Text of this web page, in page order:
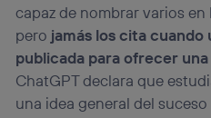
capaz de nombrar varios
pero jamás los cita cuando
publicada para ofrecer
ChatGPT declara que
una idea general del